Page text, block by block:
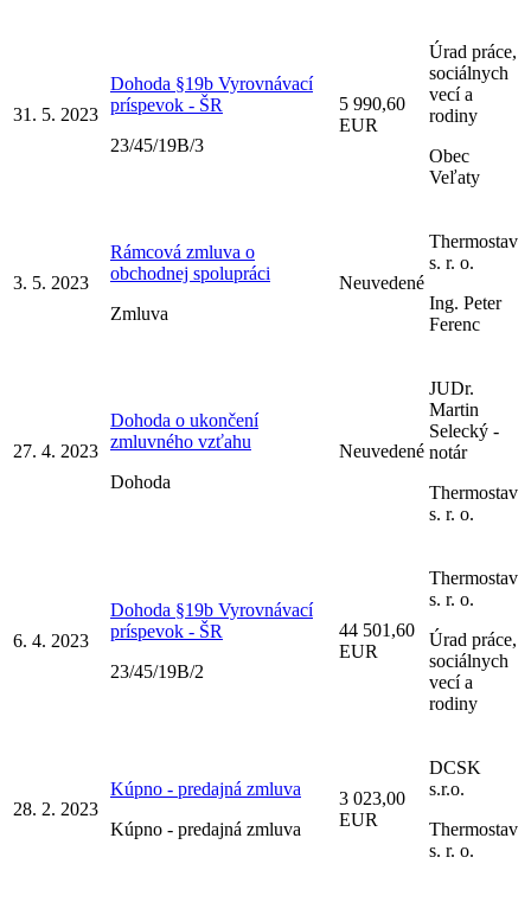
31. 5. 2023
Dohoda §19b Vyrovnávací
príspevok - ŠR
23/45/19B/3
5 990,60
EUR
Úrad práce,
sociálnych
vecí a
rodiny
Obec
Veľaty
3. 5. 2023
Rámcová zmluva o
obchodnej spolupráci
Zmluva
Neuvedené
Thermostav
s. r. o.
Ing. Peter
Ferenc
27. 4. 2023
Dohoda o ukončení
zmluvného vzťahu
Dohoda
Neuvedené
JUDr.
Martin
Selecký -
notár
Thermostav
s. r. o.
6. 4. 2023
Dohoda §19b Vyrovnávací
príspevok - ŠR
23/45/19B/2
44 501,60
EUR
Thermostav
s. r. o.
Úrad práce,
sociálnych
vecí a
rodiny
28. 2. 2023
Kúpno - predajná zmluva
Kúpno - predajná zmluva
3 023,00
EUR
DCSK
s.r.o.
Thermostav
s. r. o.